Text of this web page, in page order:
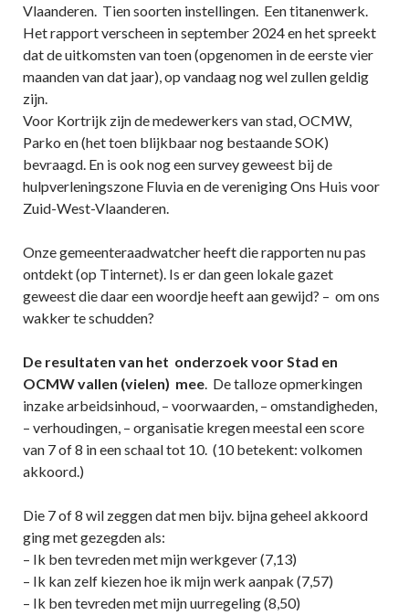
Vlaanderen. Tien soorten instellingen. Een titanenwerk.
Het rapport verscheen in september 2024 en het spreekt
dat de uitkomsten van toen (opgenomen in de eerste vier
maanden van dat jaar), op vandaag nog wel zullen geldig
zijn.
Voor Kortrijk zijn de medewerkers van stad, OCMW,
Parko en (het toen blijkbaar nog bestaande SOK)
bevraagd. En is ook nog een survey geweest bij de
hulpverleningszone Fluvia en de vereniging Ons Huis voor
Zuid-West-Vlaanderen.
Onze gemeenteraadwatcher heeft die rapporten nu pas
ontdekt (op Tinternet). Is er dan geen lokale gazet
geweest die daar een woordje heeft aan gewijd? – om ons
wakker te schudden?
De resultaten van het onderzoek voor Stad en
OCMW vallen (vielen) mee. De talloze opmerkingen
inzake arbeidsinhoud, – voorwaarden, – omstandigheden,
– verhoudingen, – organisatie kregen meestal een score
van 7 of 8 in een schaal tot 10. (10 betekent: volkomen
akkoord.)
Die 7 of 8 wil zeggen dat men bijv. bijna geheel akkoord
ging met gezegden als:
– Ik ben tevreden met mijn werkgever (7,13)
– Ik kan zelf kiezen hoe ik mijn werk aanpak (7,57)
– Ik ben tevreden met mijn uurregeling (8,50)